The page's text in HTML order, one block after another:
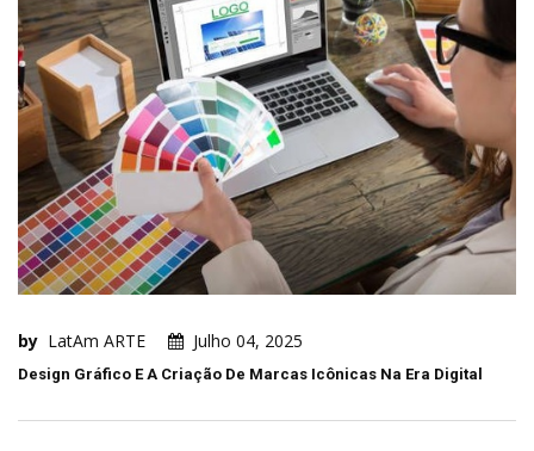
by LatAm ARTE Julho 04, 2025
Design Gráfico E A Criação De Marcas Icônicas Na Era Digital